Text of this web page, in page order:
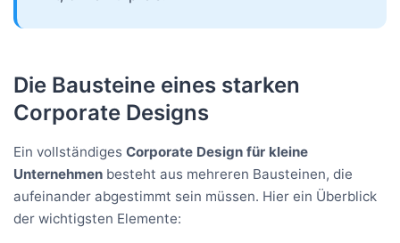
Die Bausteine eines starken
Corporate Designs
Ein vollständiges Corporate Design für kleine
Unternehmen besteht aus mehreren Bausteinen, die
aufeinander abgestimmt sein müssen. Hier ein Überblick
der wichtigsten Elemente: